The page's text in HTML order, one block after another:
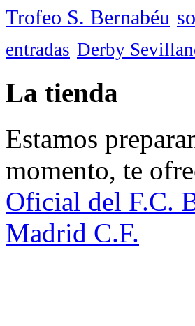
Trofeo S. Bernabéu
entradas Derby
La tienda
Estamos
momento, te
Oficial del F.C.
Madrid C.F.